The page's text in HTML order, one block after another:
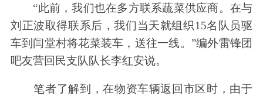
“此前，我们也在多方联系蔬菜供应商。在与
刘正波取得联系后，我们当天就组织15名队员驱
车到闫堂村将花菜装车，送往一线。”编外雷锋团
吧友营回民支队队长李红安说。
笔者了解到，在物资车辆返回市区时，由于